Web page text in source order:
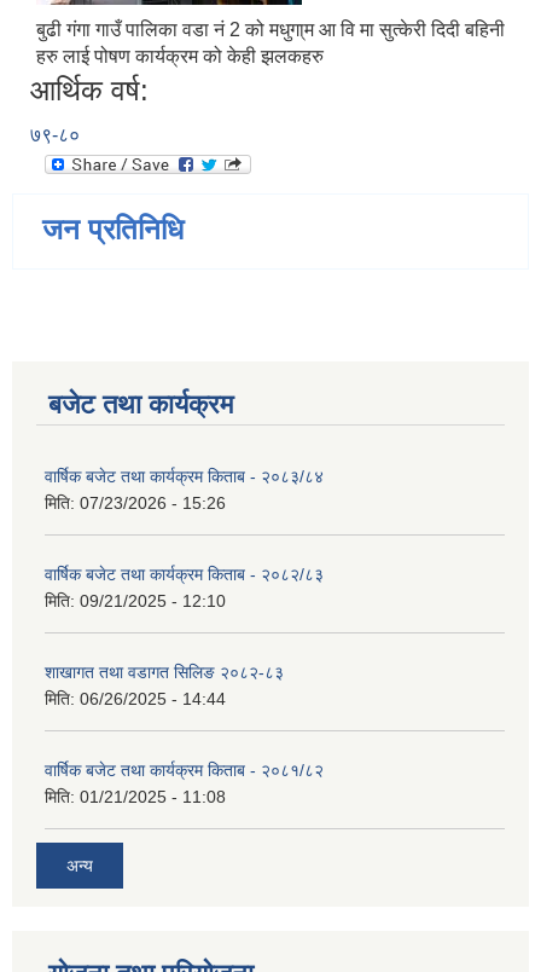
बुढी गंगा गाउँ पालिका वडा नं 2 को मधुगा्म आ वि मा सुत्केरी दिदी बहिनी
हरु लाई पोषण कार्यक्रम को केही झलकहरु
आर्थिक वर्ष:
७९-८०
जन प्रतिनिधि
बजेट तथा कार्यक्रम
वार्षिक बजेट तथा कार्यक्रम किताब - २०८३/८४
मिति: 07/23/2026 - 15:26
वार्षिक बजेट तथा कार्यक्रम किताब - २०८२/८३
मिति: 09/21/2025 - 12:10
शाखागत तथा वडागत सिलिङ २०८२-८३
मिति: 06/26/2025 - 14:44
वार्षिक बजेट तथा कार्यक्रम किताब - २०८१/८२
मिति: 01/21/2025 - 11:08
अन्य